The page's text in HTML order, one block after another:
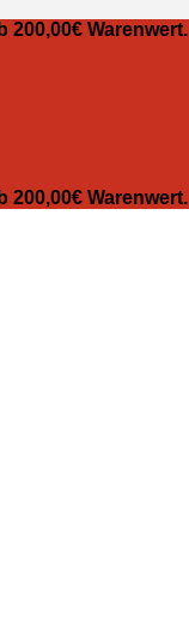
Warenwert.
Warenwert.